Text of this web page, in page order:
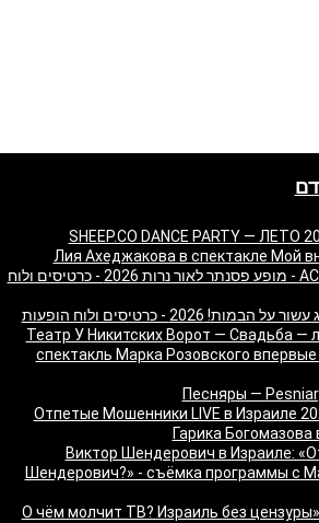
SHEEP.CO DANCE PARTY — ЛЕТО
Лия Ахеджакова в спектакле Мой
משופן ועד AC/DC - מופע פסנתר לאור נרות 2026 - כרטיסים ולוח
2026 - כרטיסים ולוח הופעות
"Театр У Никитских Ворот — Свадьба —
спектакль Марка Розовского впервые
Отпетые Мошенники LIVE в Израиле
Гарика
Виктор Шендерович в Израиле:
Шендерович?» - съёмка программы с
«О чём молчит ТВ? Израиль без